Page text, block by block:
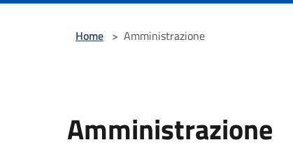
Home > Amministrazione
Amministrazione